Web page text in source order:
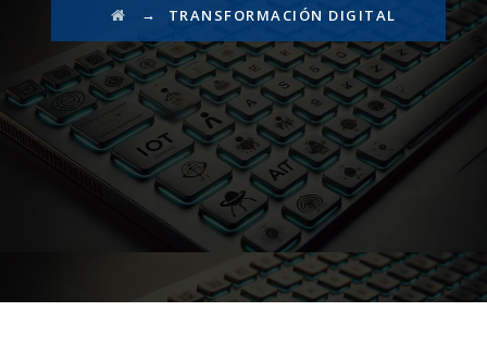
→ TRANSFORMACIÓN DIGITAL